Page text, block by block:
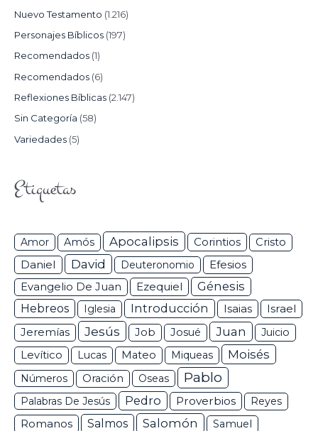
Nuevo Testamento (1.216)
Personajes Bíblicos (197)
Recomendados (1)
Recomendados (6)
Reflexiones Bíblicas (2.147)
Sin Categoría (58)
Variedades (5)
Etiquetas
Amor Amós Apocalipsis Corintios Cristo
Daniel David Deuteronomio Efesios
Evangelio De Juan Ezequiel
Génesis
Hebreos
Iglesia Introducción Isaias Israel
Jeremías Jesús Job Josué Juan
Juicio
Levítico
Lucas Mateo Miqueas Moisés
Números Oración Oseas Pablo
Palabras De Jesús Pedro Proverbios Reyes
Romanos Salmos Salomón
Samuel